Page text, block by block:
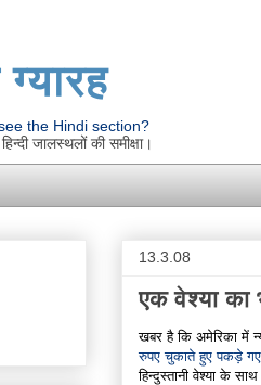
ग्यारह
the Hindi section?
जालस्थलों की समीक्षा।
13.3.08
एक वेश्या का
खबर है कि अमेरिका में
रुपए चुकाते हुए पकड़े गए
हिन्दुस्तानी वेश्या के